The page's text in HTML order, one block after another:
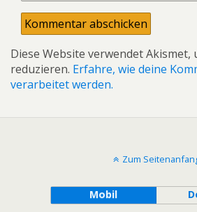
Diese Website verwendet Akismet,
reduzieren. Erfahre, wie deine
verarbeitet werden.
Zum
Mobil